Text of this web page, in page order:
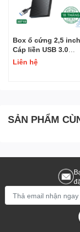
Tương thích rộng rãi:
Box ổ cứng 2,5 inch
Cáp liền USB 3.0
Ugreen 30719
Liên hệ
SẢN PHẨM